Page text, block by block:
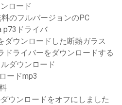
ロード
のフルバージョンのPC
p73ドライバ
ダウンロードした断熱ガラス
ドライバーをダウンロードする
ダウンロード
ードmp3
ウンロードをオフにしました